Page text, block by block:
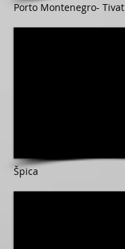
Porto Montenegro- Tivat
Špica